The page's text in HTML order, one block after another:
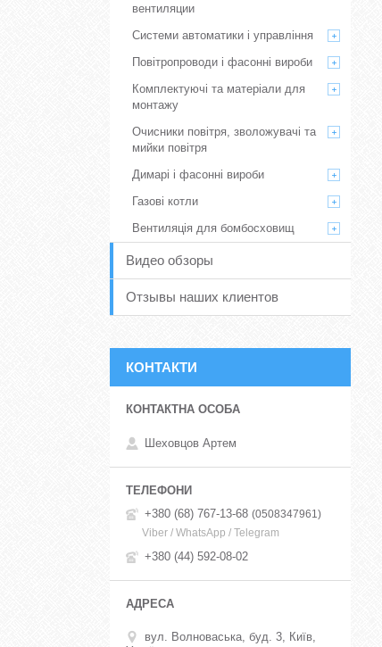
вентиляции
Системи автоматики і управління
Повітропроводи і фасонні вироби
Комплектуючі та матеріали для
монтажу
Очисники повітря, зволожувачі та
мийки повітря
Димарі і фасонні вироби
Газові котли
Вентиляція для бомбосховищ
Видео обзоры
Отзывы наших клиентов
КОНТАКТИ
Шеховцов Артем
+380 (68) 767-13-68 0508347961
Viber / WhatsApp / Telegram
+380 (44) 592-08-02
вул. Волноваська, буд. 3, Київ,